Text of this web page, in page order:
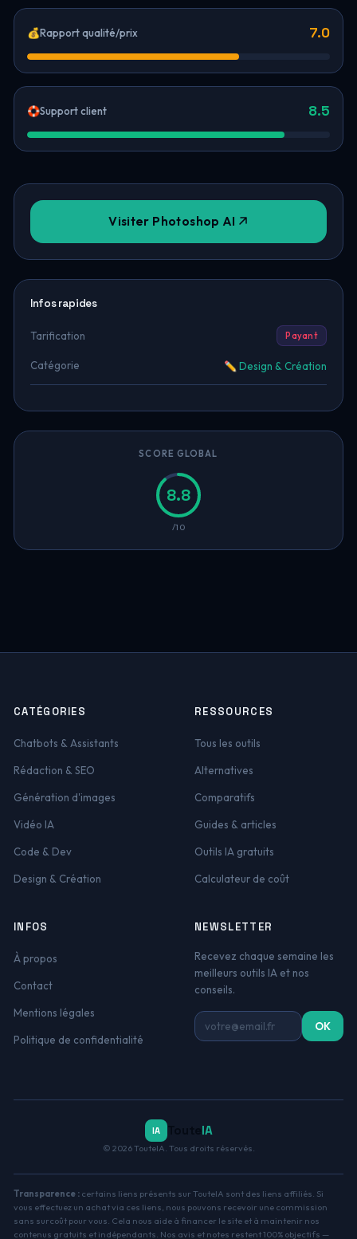
💰Rapport qualité/prix 7.0
🛟Support client 8.5
Visiter Photoshop AI
Infos rapides
Tarification Payant
Catégorie ✏️ Design & Création
SCORE GLOBAL
8.8
/10
CATÉGORIES
Chatbots & Assistants
Rédaction & SEO
Génération d'images
Vidéo IA
Code & Dev
Design & Création
RESSOURCES
Tous les outils
Alternatives
Comparatifs
Guides & articles
Outils IA gratuits
Calculateur de coût
INFOS
À propos
Contact
Mentions légales
Politique de confidentialité
NEWSLETTER
Recevez chaque semaine les
meilleurs outils IA et nos
conseils.
Adresse email OK
IA Toute IA
© 2026 TouteIA. Tous droits réservés.
Transparence :certains liens présents sur TouteIA sont des liens affiliés. Si
vous effectuez un achat via ces liens, nous pouvons recevoir une commission
sans surcoût pour vous. Cela nous aide à financer le site et à maintenir nos
contenus gratuits et indépendants. Nos avis et notes restent 100% objectifs —